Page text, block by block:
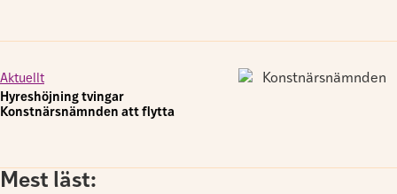
Aktuellt
Hyreshöjning tvingar
Konstnärsnämnden att flytta
Mest läst: